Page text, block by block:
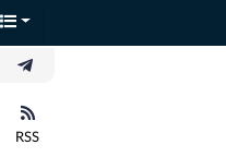
RSS